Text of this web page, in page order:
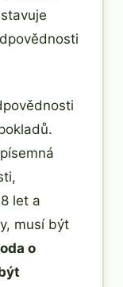
let a
musí být
o